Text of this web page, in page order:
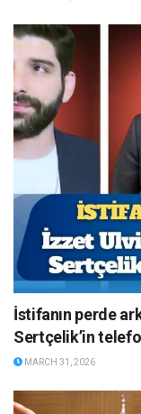
İstifanın perde
Sertçelik’in
MARCH 31, 2026